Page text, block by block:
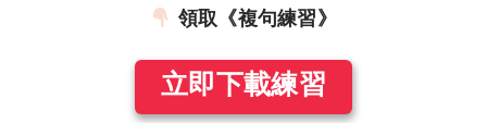
領取《複句練習》
立即下載練習